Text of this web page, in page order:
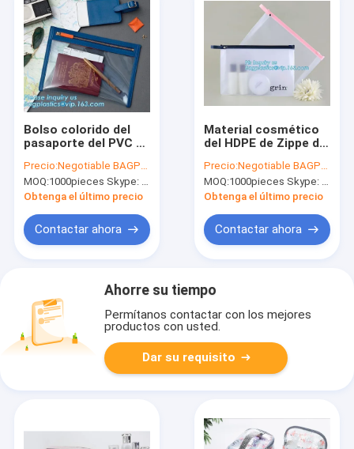
Bolso colorido del
pasaporte del PVC de
respetuosos del
medio ambiente de la
promoción, bolso
poseedor de una
tarjeta de
identificación con
acollador del cuello
Precio:Negotiable BAGPLASTICS@YAHOO.COM
MOQ:1000pieces Skype: mydearneil
Obtenga el último precio
Contactar ahora
Material cosmético
del HDPE de Zippe del
del niño de la
historieta del bolso
del maquillaje del
Precio:Negotiable BAGPLASTICS@YAHOO.COM
MOQ:1000pieces Skype: mydearneil
Obtenga el último precio
Contactar ahora
Ahorre su tiempo
Permítanos contactar con los mejores
productos con usted.
Dar su requisito